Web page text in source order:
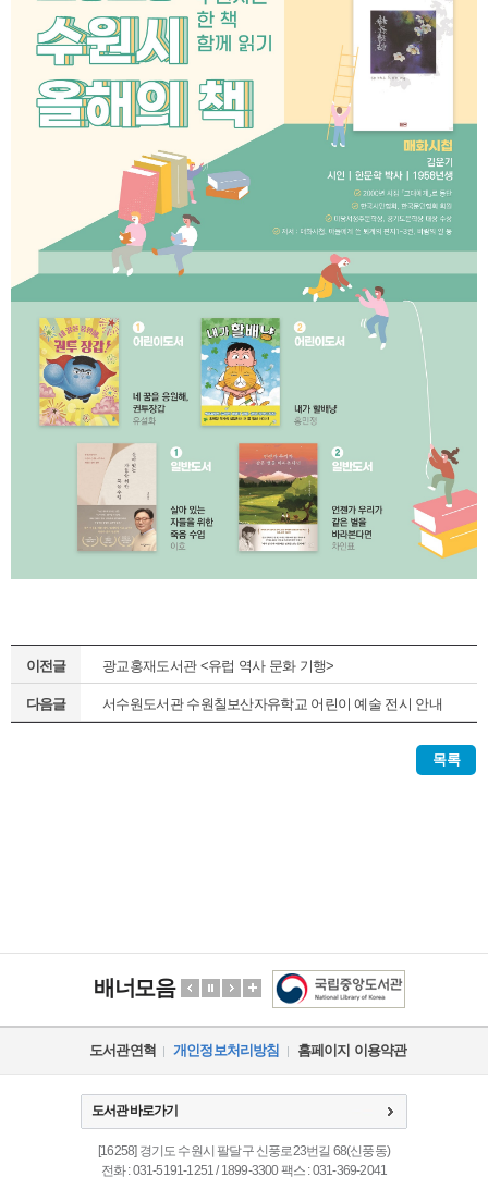
이전글 광교홍재도서관 <유럽 역사 문화 기행>
다음글 서수원도서관 수원칠보산자유학교 어린이 예술 전시 안내
목록
배너모음
도서관연혁 개인정보처리방침 홈페이지 이용약관
[16258] 경기도 수원시 팔달구 신풍로23번길 68(신풍동)
전화 : 031-5191-1251 / 1899-3300 팩스 : 031-369-2041
도서관 바로가기